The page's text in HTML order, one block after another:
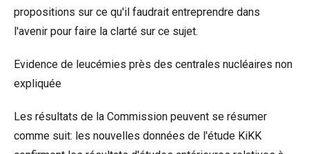
propositions sur ce qu'il faudrait entreprendre dans
l'avenir pour faire la clarté sur ce sujet.
Evidence de leucémies près des centrales nucléaires non
expliquée
Les résultats de la Commission peuvent se résumer
comme suit: les nouvelles données de l'étude KiKK